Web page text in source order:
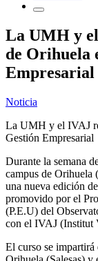
La UMH y
de Orihuela
Empresarial
Noticia
La UMH y el IVAJ
Gestión Empresarial
Durante la semana
campus de Orihuela
una nueva edición
promovido por el
(P.E.U) del
con el IVAJ (Institut
El curso se impartirá